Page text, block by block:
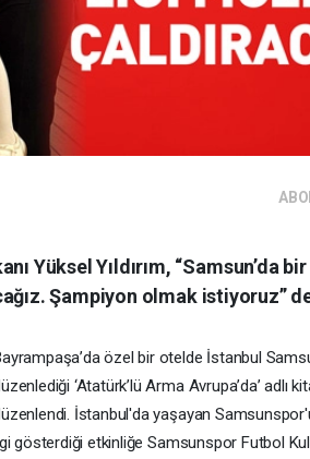
Yüksel Yıldırım, “Samsun’da
Şampiyon olmak istiyoruz”
özel bir otelde İstanbul
‘Atatürk’lü Arma Avrupa’da’ adlı
İstanbul'da yaşayan
gösterdiği etkinliğe Samsunspor Futbol